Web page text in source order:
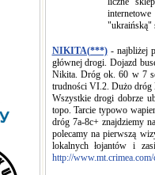
"ukraińską"
NIKITA(***)- najbliżej
głównej drogi. Dojazd
Nikita. Dróg ok. 60 w 7
trudności VI.2. Dużo
Wszystkie drogi dobrze
topo. Tarcie typowo
dróg 7a-8c+ znajdziemy
polecamy na pierwszą
lokalnych łojantów i
http://